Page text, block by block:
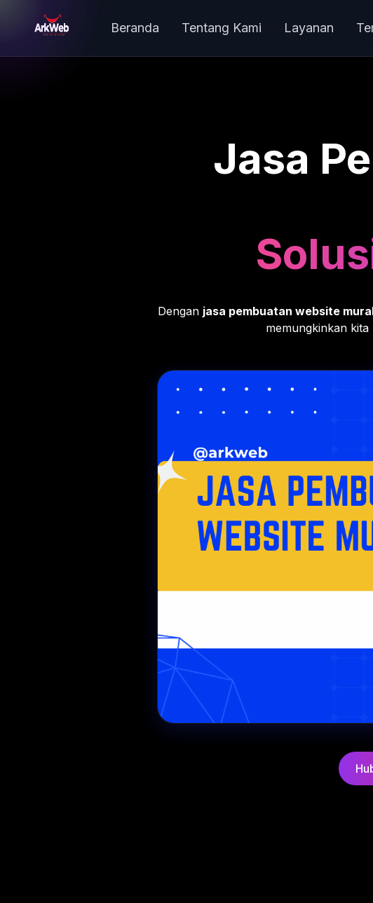
Beranda Tentang Kami Layanan
Jasa
Dengan jasa pembuatan website
memungkinkan kita